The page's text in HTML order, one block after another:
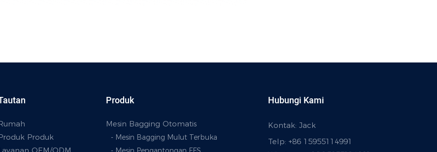
Produk
OEM/ODM
Produk
Mesin Bagging Otomatis
- Mesin Bagging Mulut Terbuka
Hubungi Kami
Kontak: Jack
Telp: +86 15955114991